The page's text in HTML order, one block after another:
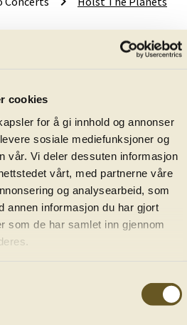
cookies
for å gi innhold og annonser
sosiale mediefunksjoner og
vår. Vi deler dessuten informasjon
vårt, med partnerne våre
og analysearbeid, som
annen informasjon du har gjort
som de har samlet inn gjennom
astrological
Planets between 1914 and
all the known planets of
earth at the time, and their
character.